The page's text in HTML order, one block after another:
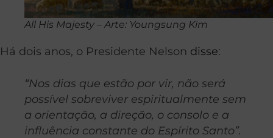
All His Majesty – Arte: Youngsung Kim
Há dois anos, o Presidente Nelson disse:
“Nos dias que estão por vir, não será
possível sobreviver espiritualmente sem
a orientação, a direção, o consolo e a
influência constante do Espírito Santo”.